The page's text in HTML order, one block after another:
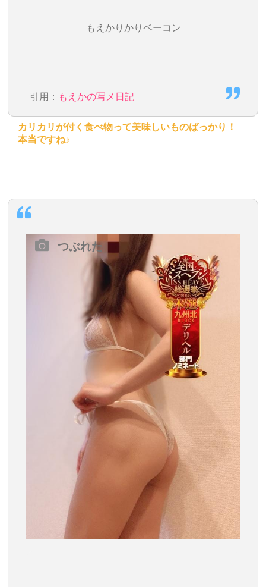
もえかりかりベーコン
引用： もえかの写メ日記
カリカリが付く食べ物って美味しいものばっかり！
本当ですね♪
つぶれた